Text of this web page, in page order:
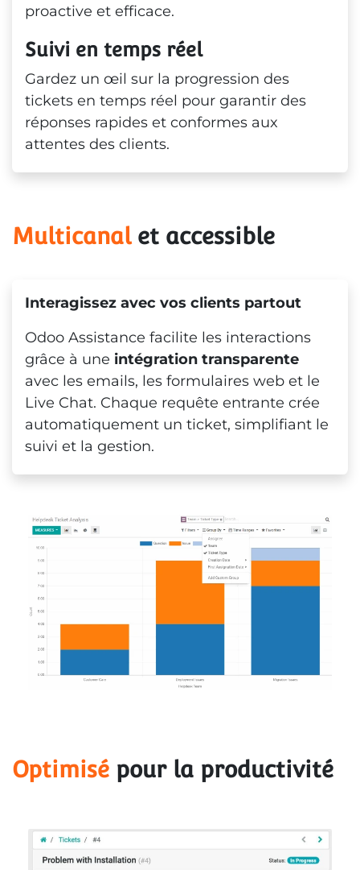
proactive et efficace.
Suivi en temps réel
Gardez un œil sur la progression des
tickets en temps réel pour garantir des
réponses rapides et conformes aux
attentes des clients.
Multicanal et accessible
Interagissez avec vos clients partout
Odoo Assistance facilite les interactions
grâce à une intégration transparente
avec les emails, les formulaires web et le
Live Chat. Chaque requête entrante crée
automatiquement un ticket, simplifiant le
suivi et la gestion.
Optimisé pour la productivité